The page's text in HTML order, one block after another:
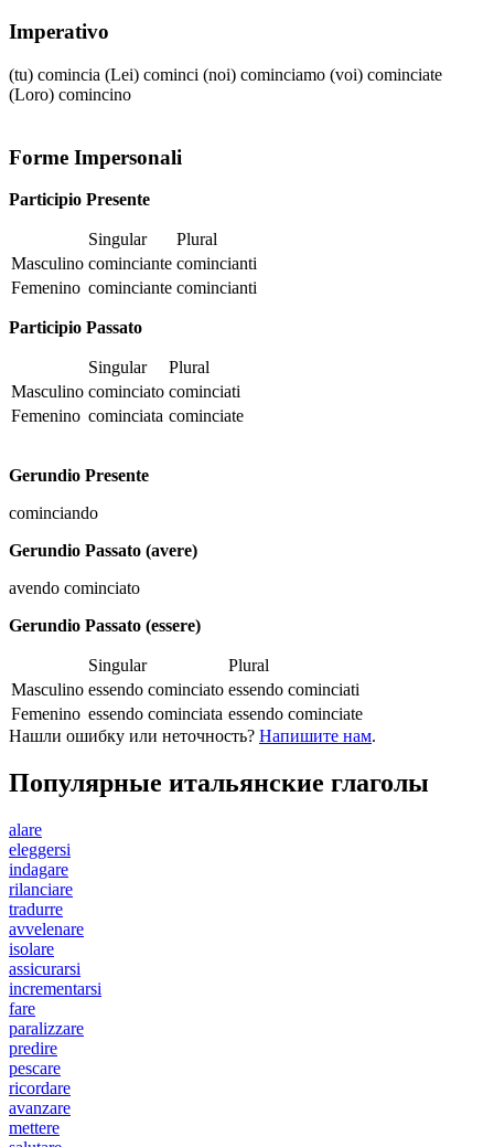
Imperativo
(tu) comincia (Lei) cominci (noi) cominciamo (voi) cominciate
(Loro) comincino
Forme Impersonali
Participio Presente
Singular
Plural
Masculino cominciante comincianti
Femenino cominciante comincianti
Participio Passato
Singular
Plural
Masculino cominciato cominciati
Femenino cominciata cominciate
Gerundio Presente
cominciando
Gerundio Passato (avere)
avendo cominciato
Gerundio Passato (essere)
Singular
Plural
Masculino essendo cominciato essendo cominciati
Femenino essendo cominciata essendo cominciate
Нашли ошибку или неточность? Напишите нам.
Популярные итальянские глаголы
alare
eleggersi
indagare
rilanciare
tradurre
avvelenare
isolare
assicurarsi
incrementarsi
fare
paralizzare
predire
pescare
ricordare
avanzare
mettere